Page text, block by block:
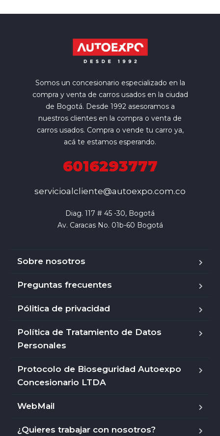
Somos un concesionario especializado en la
compra y venta de carros usados en la ciudad
de Bogotá. Desde 1992 asesoramos a
nuestros clientes en la compra o venta de
carros usados. Compra o vende tu carro ya,
acá te estamos esperando.
6016293777
servicioalcliente@autoexpo.com.co
Diag. 117 # 45 -30, Bogotá
Av. Caracas No. 01b-60 Bogotá
Sobre nosotros
Preguntas frecuentes
Pólitica de privacidad
Política de Tratamiento de Datos
Personales
Protocolo de Bioseguridad Autoexpo
Concesionario LTDA
WebMail
¿Quieres trabajar con nosotros?